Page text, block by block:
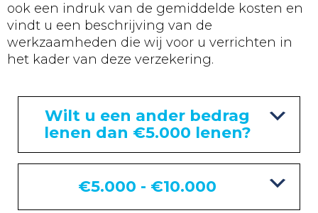
ook een indruk van de gemiddelde kosten en
vindt u een beschrijving van de
werkzaamheden die wij voor u verrichten in
het kader van deze verzekering.
Wilt u een ander bedrag
lenen dan €5.000 lenen?
€5.000 - €10.000